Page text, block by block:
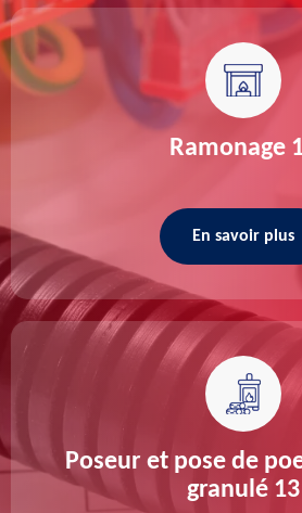
Ramonage
En savoir plus
Poseur et pose de
granulé 13